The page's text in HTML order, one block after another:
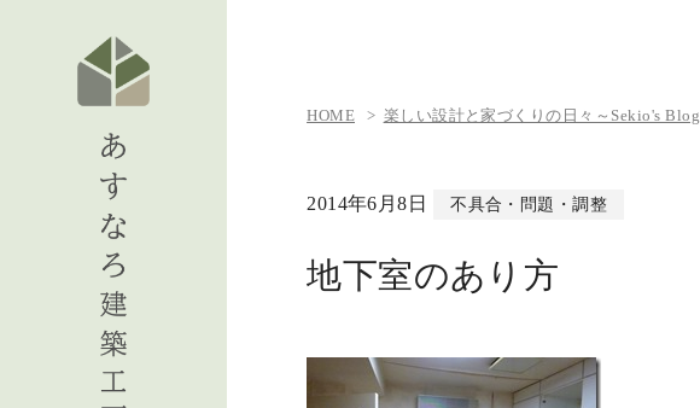
HOME 楽しい設計と家づくりの日々～Sekio's Blog
2014年6月8日 不具合・問題・調整
地下室のあり方